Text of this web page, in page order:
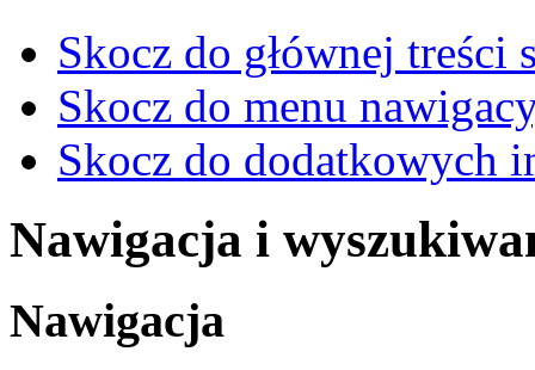
Skocz do głównej treści
Skocz do menu
Skocz do dodatkowych
Nawigacja i
Nawigacja